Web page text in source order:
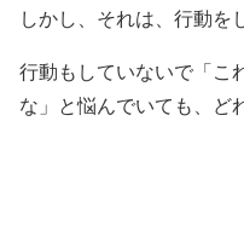
しかし、それは、行動を
行動もしていないで「こ
な」と悩んでいても、ど